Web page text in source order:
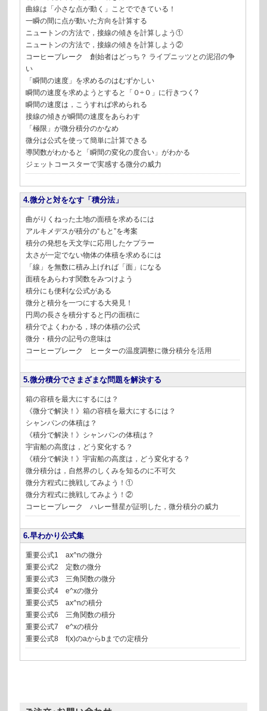
曲線は「小さな点が動く」ことでできている！
一瞬の間に点が動いた方向を計算する
ニュートンの方法で，接線の傾きを計算しよう①
ニュートンの方法で，接線の傾きを計算しよう②
コーヒーブレーク 創始者はどっち？ ライプニッツとの泥沼の争
い
「瞬間の速度」を求めるのはむずかしい
瞬間の速度を求めようとすると「０÷０」に行きつく?
瞬間の速度は，こうすれば求められる
接線の傾きが瞬間の速度をあらわす
「極限」が微分積分のかなめ
微分は公式を使って簡単に計算できる
導関数がわかると「瞬間の変化の度合い」がわかる
ジェットコースターで実感する微分の威力
4.微分と対をなす「積分法」
曲がりくねった土地の面積を求めるには
アルキメデスが積分の“もと”を考案
積分の発想を天文学に応用したケプラー
太さが一定でない物体の体積を求めるには
「線」を無数に積み上げれば「面」になる
面積をあらわす関数をみつけよう
積分にも便利な公式がある
微分と積分を一つにする大発見！
円周の長さを積分すると円の面積に
積分でよくわかる，球の体積の公式
微分・積分の記号の意味は
コーヒーブレーク ヒーターの温度調整に微分積分を活用
5.微分積分でさまざまな問題を解決する
箱の容積を最大にするには？
《微分で解決！》箱の容積を最大にするには？
シャンパンの体積は？
《積分で解決！》シャンパンの体積は？
宇宙船の高度は，どう変化する？
《積分で解決！》宇宙船の高度は，どう変化する？
微分積分は，自然界のしくみを知るのに不可欠
微分方程式に挑戦してみよう！①
微分方程式に挑戦してみよう！②
コーヒーブレーク ハレー彗星が証明した，微分積分の威力
6.早わかり公式集
重要公式1 ax^nの微分
重要公式2 定数の微分
重要公式3 三角関数の微分
重要公式4 e^xの微分
重要公式5 ax^nの積分
重要公式6 三角関数の積分
重要公式7 e^xの積分
重要公式8 f(x)のaからbまでの定積分